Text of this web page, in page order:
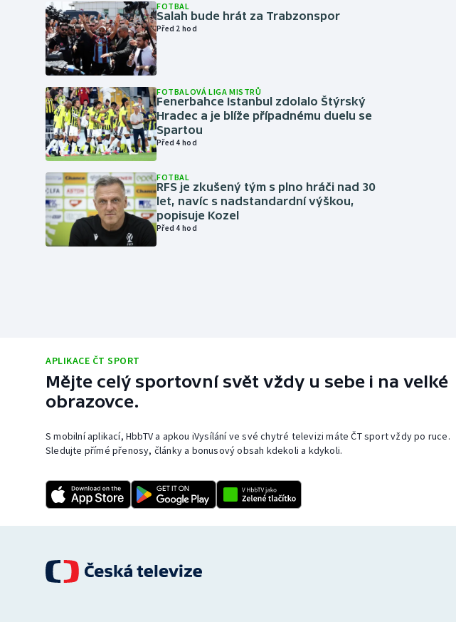
FOTBAL
Salah bude hrát za Trabzonspor
Před 2 hod
FOTBALOVÁ LIGA MISTRŮ
Fenerbahce Istanbul zdolalo Štýrský
Hradec a je blíže případnému duelu se
Spartou
Před 4 hod
FOTBAL
RFS je zkušený tým s plno hráči nad 30
let, navíc s nadstandardní výškou,
popisuje Kozel
Před 4 hod
APLIKACE ČT SPORT
Mějte celý sportovní svět vždy u sebe i na velké
obrazovce.
S mobilní aplikací, HbbTV a apkou iVysílání ve své chytré televizi máte ČT sport vždy po ruce.
Sledujte přímé přenosy, články a bonusový obsah kdekoli a kdykoli.